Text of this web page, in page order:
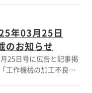
動式ドラムポンプ
用エア式ドラムポンプ
やアセトン、アルコ
ムポンプ（CHD1シリー
液面計・エア式液面
、GDA、GDEシリー
明
年03月25日
お知らせ
25日号に広告と記事掲
対策もバッチリ！」